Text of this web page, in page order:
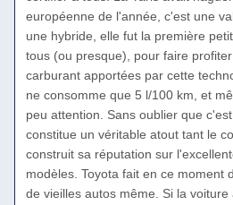
européenne de l'année, c'est une
une hybride, elle fut la première
tous (ou presque), pour faire
carburant apportées par cette
ne consomme que 5 l/100 km, et
peu attention. Sans oublier que
constitue un véritable atout tant le
construit sa réputation sur
modèles. Toyota fait en ce moment
de vieilles autos même. Si la